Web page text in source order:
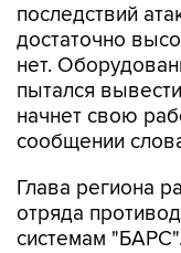
последствий
достаточно
нет.
пытался
начнет свою
сообщении
Глава региона
отряда
системам